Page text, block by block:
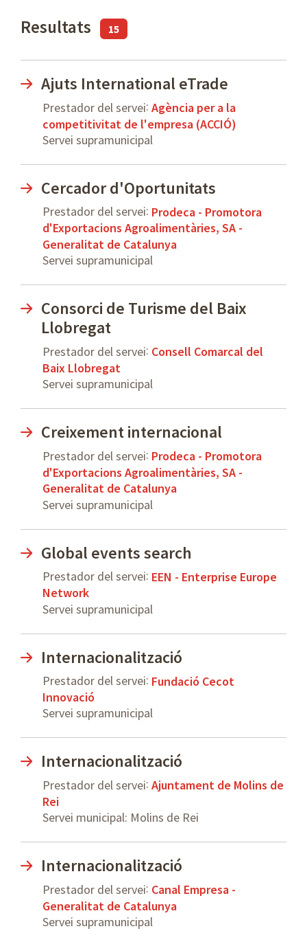
Resultats 15
Ajuts International eTrade
Prestador del servei: Agència per a la
competitivitat de l'empresa (ACCIÓ)
Servei supramunicipal
Cercador d'Oportunitats
Prestador del servei: Prodeca - Promotora
d'Exportacions Agroalimentàries, SA -
Generalitat de Catalunya
Servei supramunicipal
Consorci de Turisme del Baix
Llobregat
Prestador del servei: Consell Comarcal del
Baix Llobregat
Servei supramunicipal
Creixement internacional
Prestador del servei: Prodeca - Promotora
d'Exportacions Agroalimentàries, SA -
Generalitat de Catalunya
Servei supramunicipal
Global events search
Prestador del servei: EEN - Enterprise Europe
Network
Servei supramunicipal
Internacionalització
Prestador del servei: Fundació Cecot
Innovació
Servei supramunicipal
Internacionalització
Prestador del servei: Ajuntament de Molins de
Rei
Servei municipal: Molins de Rei
Internacionalització
Prestador del servei: Canal Empresa -
Generalitat de Catalunya
Servei supramunicipal